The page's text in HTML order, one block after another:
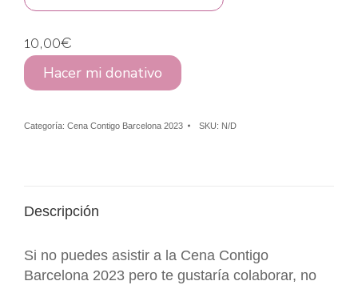
10,00€
Hacer mi donativo
Categoría: Cena Contigo Barcelona 2023 SKU: N/D
Descripción
Si no puedes asistir a la Cena Contigo
Barcelona 2023 pero te gustaría colaborar, no